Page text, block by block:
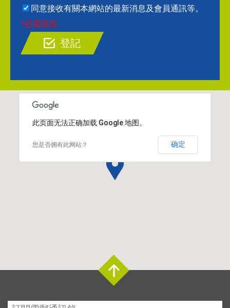
同意接收有關本網站的最新消息及會員通訊等。
*必需填寫
登記
此页面无法正确加载 Google 地图。
您是否拥有此网站？ 确定